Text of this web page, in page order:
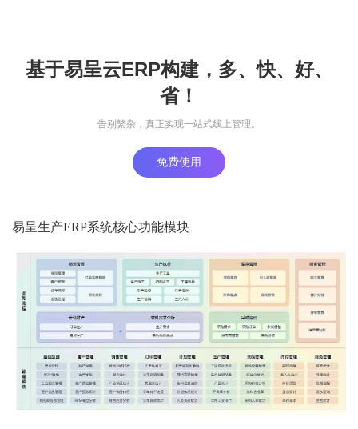
基于易呈云ERP构建，多、快、好、
省！
告别繁杂，真正实现一站式线上管理。
免费使用
易呈生产ERP系统核心功能模块